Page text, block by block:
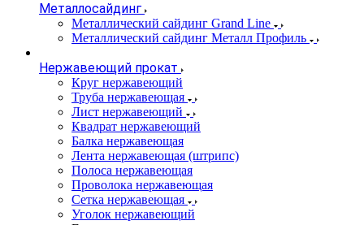
Металлосайдинг
Металлический сайдинг Grand Line
Металлический сайдинг Металл Профиль
Нержавеющий прокат
Круг нержавеющий
Труба нержавеющая
Лист нержавеющий
Квадрат нержавеющий
Балка нержавеющая
Лента нержавеющая (штрипс)
Полоса нержавеющая
Проволока нержавеющая
Сетка нержавеющая
Уголок нержавеющий